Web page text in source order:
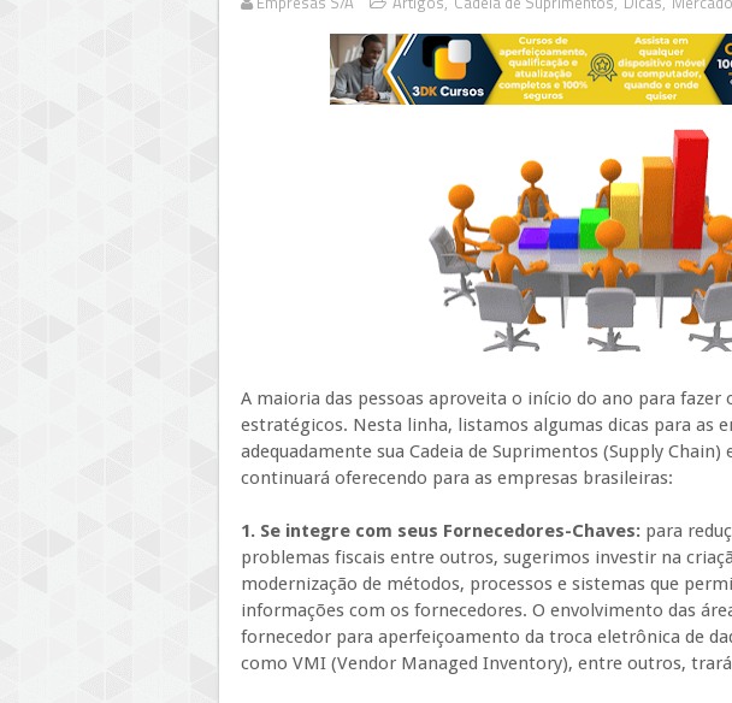
A maioria das pessoas aproveita o início do ano para fazer
estratégicos. Nesta linha, listamos algumas dicas para as
adequadamente sua Cadeia de Suprimentos (Supply Chain)
continuará oferecendo para as empresas brasileiras:
1. Se integre com seus Fornecedores-Chaves: para
problemas fiscais entre outros, sugerimos investir na
modernização de métodos, processos e sistemas que
informações com os fornecedores. O envolvimento das
fornecedor para aperfeiçoamento da troca eletrônica de
como VMI (Vendor Managed Inventory), entre outros,